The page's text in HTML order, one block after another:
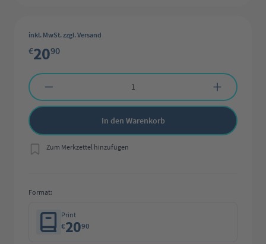
inkl. MwSt. zzgl. Versand
€2090
Produkt Anzahl: Gib den gewünschten Wert ein oder benutze die
In den Warenkorb
Zum Merkzettel hinzufügen
Format:
Print
€2090